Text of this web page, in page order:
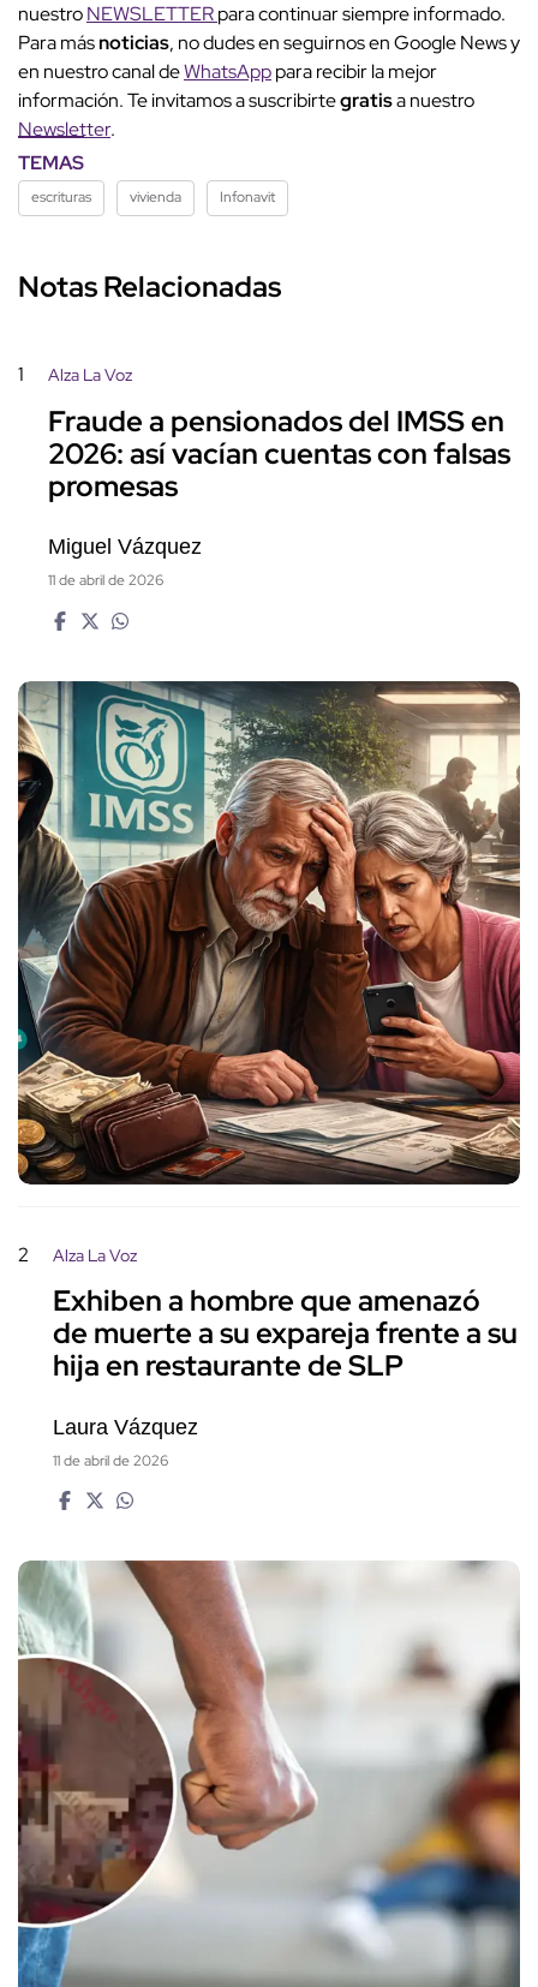
nuestroNEWSLETTERpara continuar siempre informado.
Para másnoticias, no dudes en seguirnos en Google News y
en nuestro canal deWhatsApppara recibir la mejor
información. Te invitamos a suscribirtegratisa nuestro
Newsletter.
TEMAS
escrituras vivienda Infonavit
Notas Relacionadas
1 Alza La Voz
Fraude a pensionados del IMSS en
2026: así vacían cuentas con falsas
promesas
Miguel Vázquez
11 de abril de 2026
2 Alza La Voz
Exhiben a hombre que amenazó
de muerte a su expareja frente a su
hija en restaurante de SLP
Laura Vázquez
11 de abril de 2026